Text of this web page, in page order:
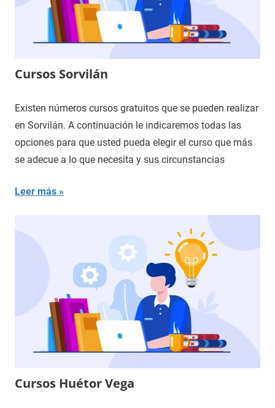
Cursos Sorvilán
Existen números cursos gratuitos que se pueden realizar
en Sorvilán. A continuación le indicaremos todas las
opciones para que usted pueda elegir el curso que más
se adecue a lo que necesita y sus circunstancias
Leer más
Cursos Huétor Vega